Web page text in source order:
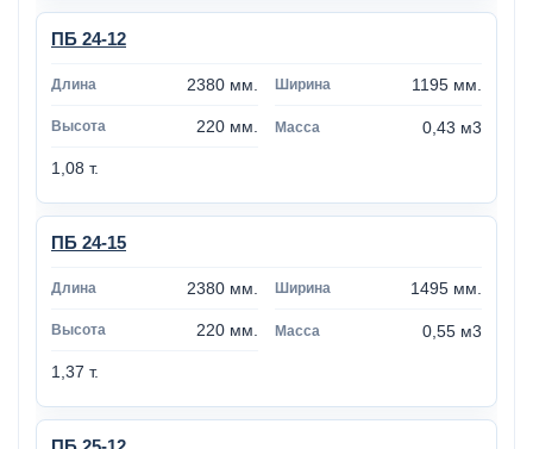
ПБ 24-12
2380 мм. 1195 мм.
220 мм. 0,43 м3
1,08 т.
ПБ 24-15
2380 мм. 1495 мм.
220 мм. 0,55 м3
1,37 т.